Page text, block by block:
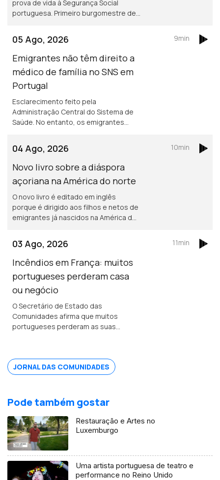
prova de vida à Segurança Social
portuguesa. Primeiro burgomestre de
para além de 2029.
05 Ago, 2026
Emigrantes não têm direito a
médico de família no SNS em
Portugal
Esclarecimento feito pela
Administração Central do Sistema de
Saúde. No entanto, os emigrantes
9min
04 Ago, 2026
Novo livro sobre a diáspora
açoriana na América do norte
O novo livro é editado em inglês
porque é dirigido aos filhos e netos de
emigrantes já nascidos na América do
durante uma semana, por causa dos
incêndios.
10min
03 Ago, 2026
Incêndios em França: muitos
portugueses perderam casa
ou negócio
O Secretário de Estado das
Comunidades afirma que muitos
portugueses perderam as suas
prejuizos.
11min
JORNAL DAS COMUNIDADES
Pode também gostar
Restauração e Artes no
Luxemburgo
Uma artista portuguesa de teatro e
performance no Reino Unido